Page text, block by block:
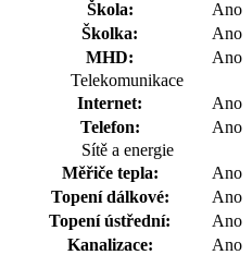
Škola:
Ano
Školka:
Ano
MHD:
Ano
Telekomunikace
Internet:
Ano
Telefon:
Ano
Sítě a energie
Měřiče tepla:
Ano
Topení dálkové:
Ano
Topení ústřední:
Ano
Kanalizace:
Ano